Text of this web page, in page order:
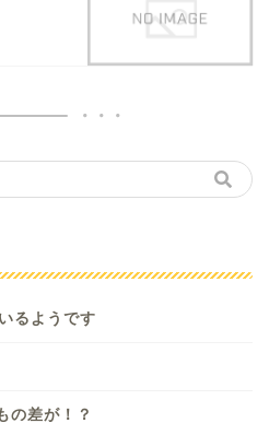
るようです
の差が！？